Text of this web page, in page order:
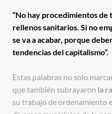
“No hay procedimientos de
rellenos sanitarios. Si no
se va a acabar, porque
tendencias del capitalismo”.
Estas palabras no solo
que también subrayaron la
su trabajo de ordenamiento